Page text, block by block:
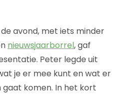
avond, met iets minder
nieuwsjaarborrel, gaf
Peter legde uit
je er mee kunt en wat er
komen. In het kort